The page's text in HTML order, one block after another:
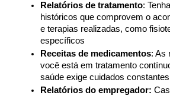
Relatórios de tratamento:
históricos que comprovem o
e terapias realizadas, como
específicos
Receitas de medicamentos: As
você está em tratamento
saúde exige cuidados constantes
Relatórios do empregador: